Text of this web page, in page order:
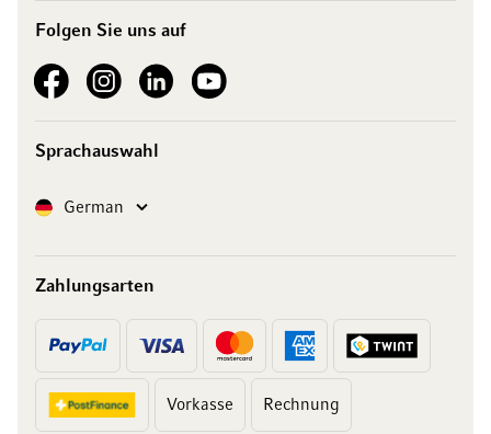
Folgen Sie uns auf
See our FacebookSee our Instagram account
See our LinkedInSee our YouTube channel
Sprachauswahl
SpracheGerman
Zahlungsarten
Vorkasse Rechnung